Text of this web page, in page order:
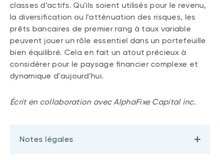
classes d’actifs. Qu'ils soient utilisés pour le revenu,
la diversification ou l'atténuation des risques, les
prêts bancaires de premier rang à taux variable
peuvent jouer un rôle essentiel dans un portefeuille
bien équilibré. Cela en fait un atout précieux à
considérer pour le paysage financier complexe et
dynamique d'aujourd'hui.
Écrit en collaboration avec AlphaFixe Capital inc.
Notes légales